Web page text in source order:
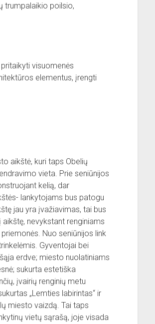
trumpalaikio poilsio,
visuomenės
elementus, įrengti
aikštė, kuri taps Obelių
vieta. Prie seniūnijos
kelią, dar
lankytojams bus patogu
jau yra įvažiavimas, tai bus
nevykstant renginiams
Nuo seniūnijos link
Gyventojai bei
erdve; miesto nuolatiniams
sukurta estetiška
įvairių renginių metu
„Lemties labirintas“ ir
miesto vaizdą. Tai taps
vietų sąrašą, joje visada